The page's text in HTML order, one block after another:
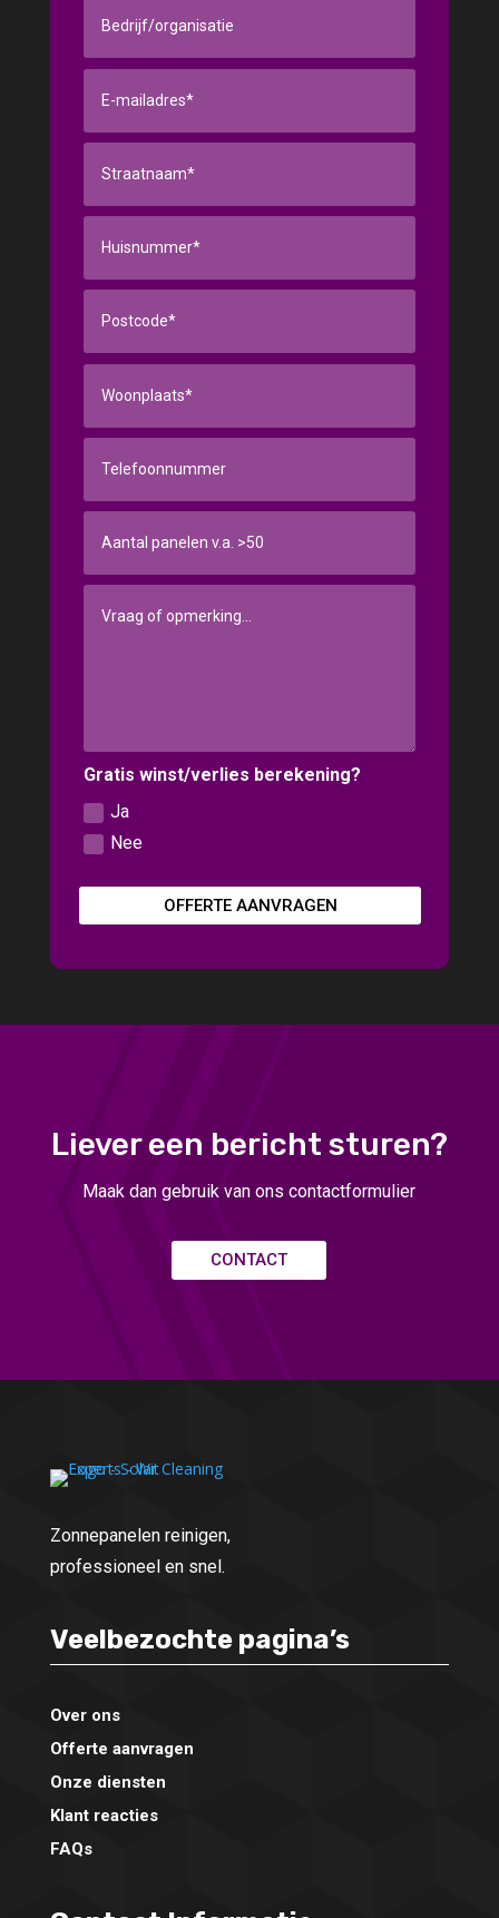
Gratis winst/verlies berekening?
Ja
Nee
OFFERTE AANVRAGEN
Liever een bericht sturen?
Maak dan gebruik van ons contactformulier
CONTACT
Zonnepanelen reinigen,
professioneel en snel.
Veelbezochte pagina’s
Over ons
Offerte aanvragen
Onze diensten
Klant reacties
FAQs